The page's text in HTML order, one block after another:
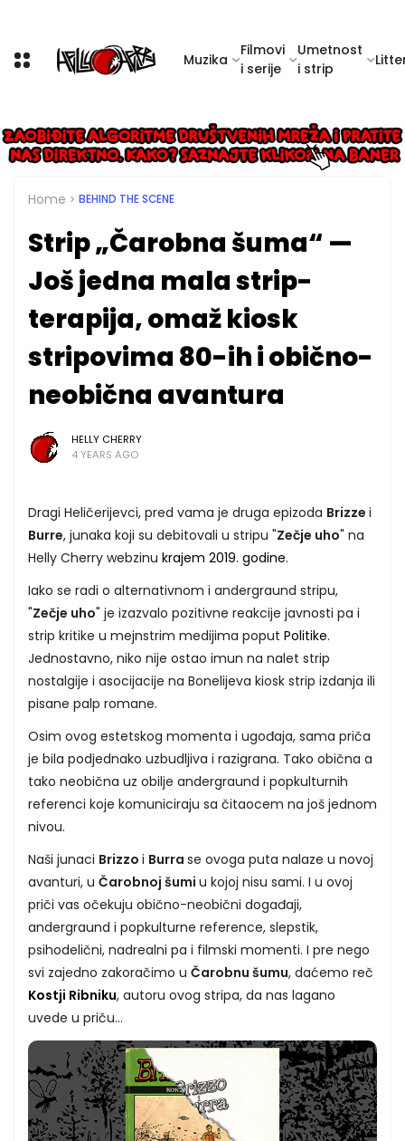
Muzika
Filmovi
i serije
Umetnost
i strip
Home BEHIND THE SCENE
Strip „Čarobna šuma“ —
Još jedna mala strip-
terapija, omaž kiosk
stripovima 80-ih i obično-
neobična avantura
HELLY CHERRY
4 YEARS AGO
Dragi Heličerijevci, pred vama je druga epizoda Brizze i
Burre, junaka koji su debitovali u stripu "Zečje uho" na
Helly Cherry webzinu krajem 2019. godine.
Iako se radi o alternativnom i andergraund stripu,
"Zečje uho" je izazvalo pozitivne reakcije javnosti pa i
strip kritike u mejnstrim medijima poput Politike.
Jednostavno, niko nije ostao imun na nalet strip
nostalgije i asocijacije na Bonelijeva kiosk strip izdanja ili
pisane palp romane.
Osim ovog estetskog momenta i ugođaja, sama priča
je bila podjednako uzbudljiva i razigrana. Tako obična a
tako neobična uz obilje andergraund i popkulturnih
referenci koje komuniciraju sa čitaocem na još jednom
nivou.
Naši junaci Brizzo i Burra se ovoga puta nalaze u novoj
avanturi, u Čarobnoj šumi u kojoj nisu sami. I u ovoj
priči vas očekuju obično-neobični događaji,
andergraund i popkulturne reference, slepstik,
psihodelični, nadrealni pa i filmski momenti. I pre nego
svi zajedno zakoračimo u Čarobnu šumu, daćemo reč
Kostji Ribniku, autoru ovog stripa, da nas lagano
uvede u priču...